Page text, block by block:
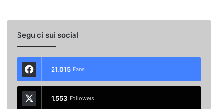
Seguici sui social
21.015 Fans
1.553 Followers